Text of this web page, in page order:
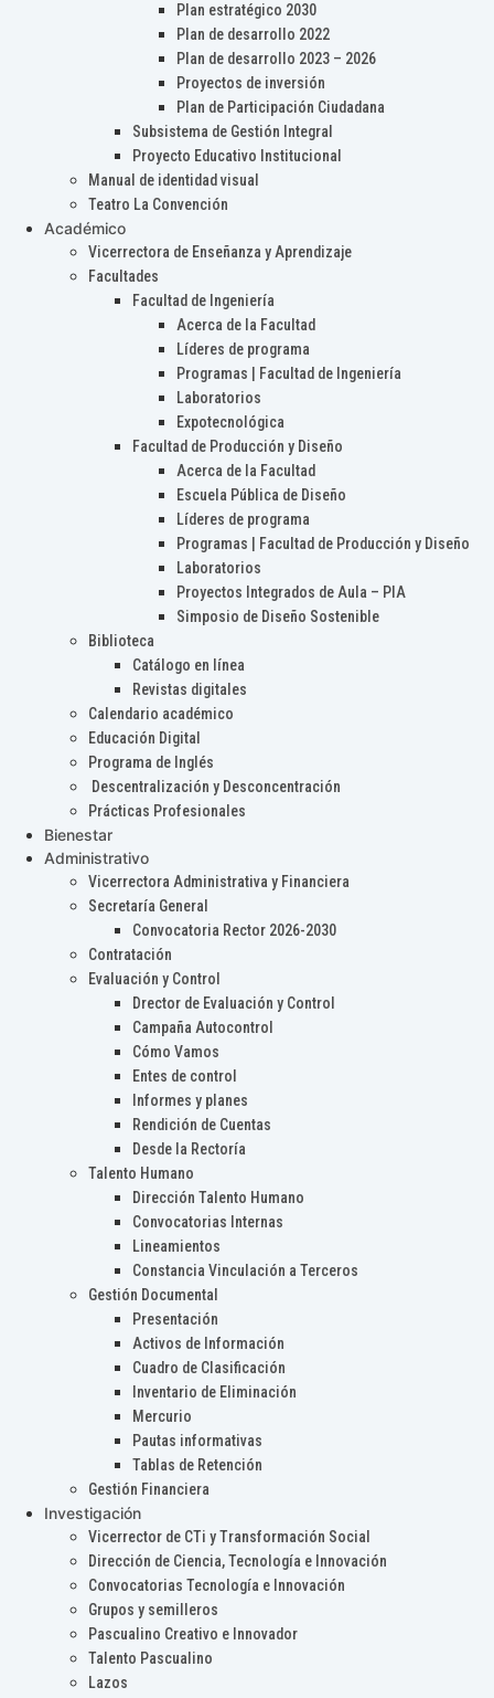
Plan estratégico 2030
Plan de desarrollo 2022
Plan de desarrollo 2023 – 2026
Proyectos de inversión
Plan de Participación Ciudadana
Subsistema de Gestión Integral
Proyecto Educativo Institucional
Manual de identidad visual
Teatro La Convención
Académico
Vicerrectora de Enseñanza y Aprendizaje
Facultades
Facultad de Ingeniería
Acerca de la Facultad
Líderes de programa
Programas | Facultad de Ingeniería
Laboratorios
Expotecnológica
Facultad de Producción y Diseño
Acerca de la Facultad
Escuela Pública de Diseño
Líderes de programa
Programas | Facultad de Producción y Diseño
Laboratorios
Proyectos Integrados de Aula – PIA
Simposio de Diseño Sostenible
Biblioteca
Catálogo en línea
Revistas digitales
Calendario académico
Educación Digital
Programa de Inglés
Descentralización y Desconcentración
Prácticas Profesionales
Bienestar
Administrativo
Vicerrectora Administrativa y Financiera
Secretaría General
Convocatoria Rector 2026-2030
Contratación
Evaluación y Control
Drector de Evaluación y Control
Campaña Autocontrol
Cómo Vamos
Entes de control
Informes y planes
Rendición de Cuentas
Desde la Rectoría
Talento Humano
Dirección Talento Humano
Convocatorias Internas
Lineamientos
Constancia Vinculación a Terceros
Gestión Documental
Presentación
Activos de Información
Cuadro de Clasificación
Inventario de Eliminación
Mercurio
Pautas informativas
Tablas de Retención
Gestión Financiera
Investigación
Vicerrector de CTi y Transformación Social
Dirección de Ciencia, Tecnología e Innovación
Convocatorias Tecnología e Innovación
Grupos y semilleros
Pascualino Creativo e Innovador
Talento Pascualino
Lazos